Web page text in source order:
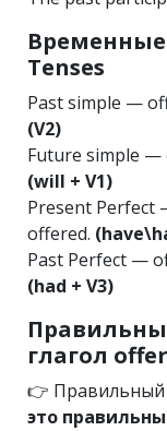
Tenses
Past simple —
(V2)
Future simple —
(will + V1)
Present Perfect
offered.
Past Perfect —
(had + V3)
глагол
👉 Правильный
это